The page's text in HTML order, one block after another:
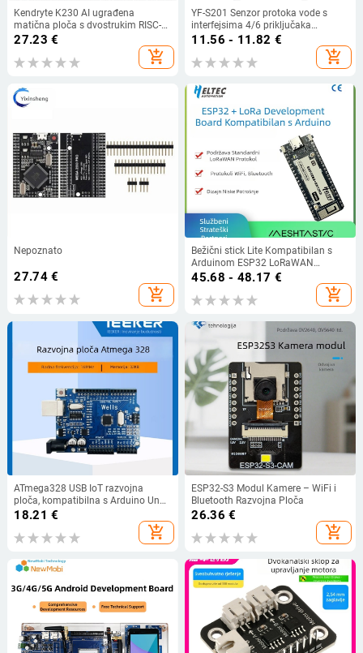
Kendryte K230 AI ugrađena
matična ploča s dvostrukim RISC-V
jezgrama i modulom za
kompatibilan.
27.23 €
add_shopping_cart
YF-S201 Senzor protoka vode s
interfejsima 4/6 priključaka
G1/2/3/4 za bojler vode i dozator,
11.56 - 11.82 €
add_shopping_cart
Nepoznato
27.74€
add_shopping_cart
Bežični stick Lite Kompatibilan s
Arduinom ESP32 LoRaWAN
protokolom WIFI Bluetooth
45.68 - 48.17 €
add_shopping_cart
ATmega328 USB IoT razvojna
ploča, kompatibilna s Arduino Uno
R3 — IP20, za ugrađeni razvoj
18.21 €
add_shopping_cart
ESP32-S3 Modul Kamere – WiFi i
Bluetooth Razvojna Ploča
26.36 €
add_shopping_cart